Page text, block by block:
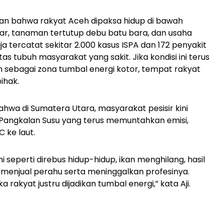
bahwa rakyat Aceh dipaksa hidup di bawah
tanaman tertutup debu batu bara, dan usaha
sekitar 2.000 kasus ISPA dan 172 penyakit
tubuh masyarakat yang sakit. Jika kondisi ini terus
sebagai zona tumbal energi kotor, tempat rakyat
di Sumatera Utara, masyarakat pesisir kini
Susu yang terus memuntahkan emisi,
ke laut.
seperti direbus hidup-hidup, ikan menghilang, hasil
perahu serta meninggalkan profesinya.
rakyat justru dijadikan tumbal energi,” kata Aji.